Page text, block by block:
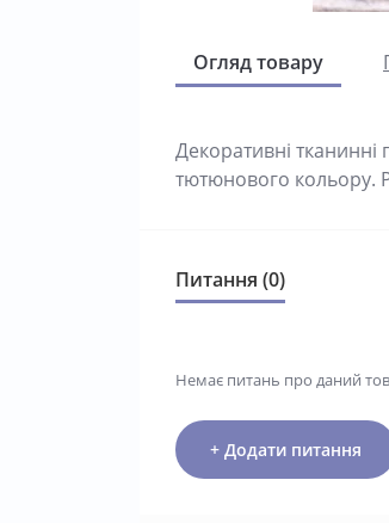
Огляд товару
Декоративні тканинні
тютюнового кольору.
Питання (0)
Немає питань про даний
+ Додати питання